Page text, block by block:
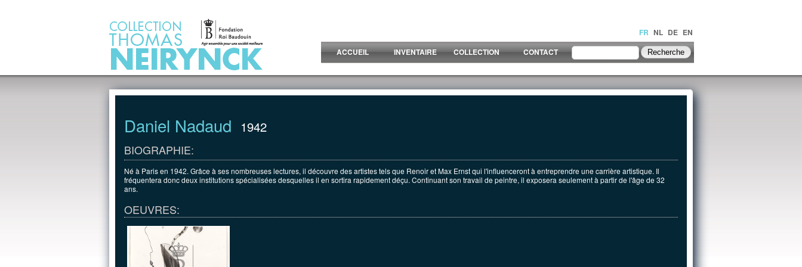
FR NL DE EN
ACCUEIL
INVENTAIRE COLLECTION CONTACT
Daniel Nadaud 1942
BIOGRAPHIE:
Né à Paris en 1942. Grâce à ses nombreuses lectures, il découvre des artistes tels que Renoir et Max Ernst qui l'influenceront à entreprendre une carrière artistique. Il
fréquentera donc deux institutions spécialisées desquelles il en sortira rapidement déçu. Continuant son travail de peintre, il exposera seulement à partir de l'âge de 32
ans.
OEUVRES: